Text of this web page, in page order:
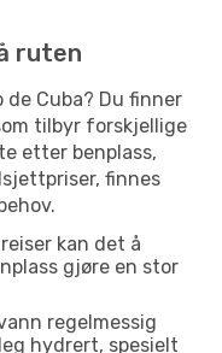
ruten
Cuba? Du finner
tilbyr forskjellige
etter benplass,
finnes
kan det å
gjøre en stor
regelmessig
hydrert, spesielt